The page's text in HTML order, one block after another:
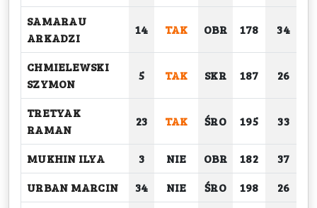
SAMARAU
ARKADZI
14 TAK OBR 178 34
CHMIELEWSKI
SZYMON
5 TAK SKR 187 26
TRETYAK
RAMAN
23 TAK ŚRO 195 33
MUKHIN ILYA 3 NIE OBR 182 37
URBAN MARCIN
34 NIE ŚRO 198 26